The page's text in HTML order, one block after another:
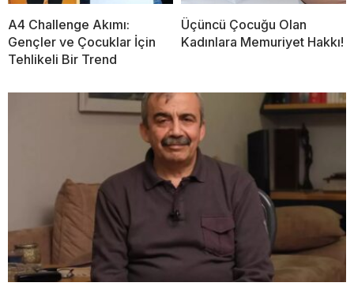
A4 Challenge Akımı:
Gençler ve Çocuklar İçin
Tehlikeli Bir Trend
Üçüncü Çocuğu Olan
Kadınlara Memuriyet Hakkı!